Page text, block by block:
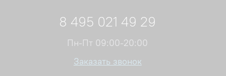
8 495 021 49 29
Пн-Пт 09:00-20:00
Заказать звонок